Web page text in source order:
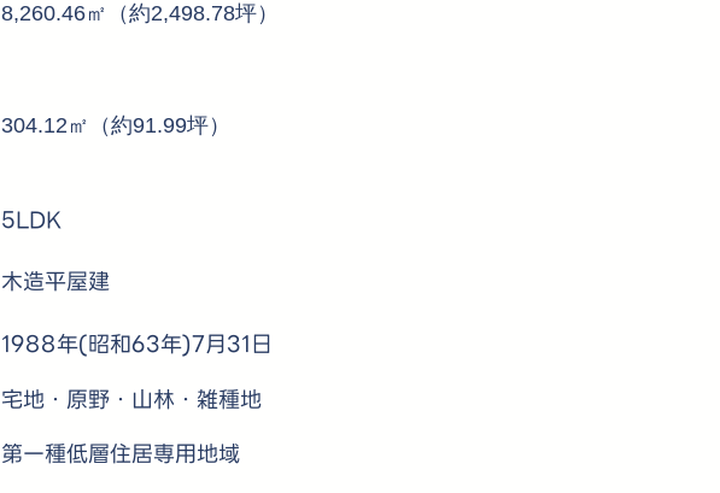
8,260.46㎡（約2,498.78坪）
304.12㎡（約91.99坪）
5LDK
木造平屋建
1988年(昭和63年)7月31日
宅地・原野・山林・雑種地
第一種低層住居専用地域